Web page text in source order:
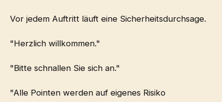
Vor jedem Auftritt läuft eine Sicherheitsdurchsage.
"Herzlich willkommen."
"Bitte schnallen Sie sich an."
"Alle Pointen werden auf eigenes Risiko